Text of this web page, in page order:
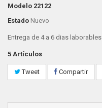
Modelo 22122
Estado Nuevo
Entrega de 4 a 6 dias laborables
5 Artículos
Tweet Compartir